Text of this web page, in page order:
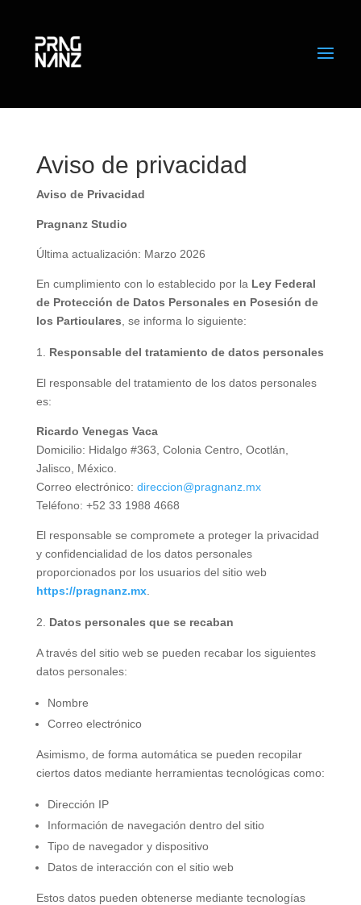
Aviso de privacidad
Aviso de Privacidad
Pragnanz Studio
Última actualización: Marzo 2026
En cumplimiento con lo establecido por la Ley Federal
de Protección de Datos Personales en Posesión de
los Particulares , se informa lo siguiente:
Responsable del tratamiento de datos personales
El responsable del tratamiento de los datos personales
es:
Ricardo Venegas Vaca
Domicilio: Hidalgo #363, Colonia Centro, Ocotlán,
Jalisco, México.
Correo electrónico: direccion@pragnanz.mx
Teléfono: +52 33 1988 4668
El responsable se compromete a proteger la privacidad
y confidencialidad de los datos personales
proporcionados por los usuarios del sitio web
https://pragnanz.mx.
Datos personales que se recaban
A través del sitio web se pueden recabar los siguientes
datos personales:
Nombre
Correo electrónico
Asimismo, de forma automática se pueden recopilar
ciertos datos mediante herramientas tecnológicas como:
Dirección IP
Información de navegación dentro del sitio
Tipo de navegador y dispositivo
Datos de interacción con el sitio web
Estos datos pueden obtenerse mediante tecnologías